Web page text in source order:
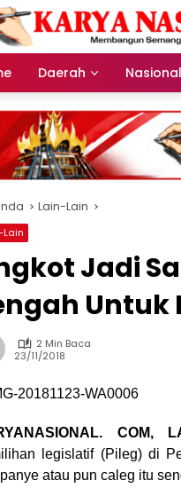
Daerah Nasional
Lain-Lain
Lain
Jadi
2 Min Baca
23/11/2018
COM,
legislatif (Pileg) di
atau pun caleg itu